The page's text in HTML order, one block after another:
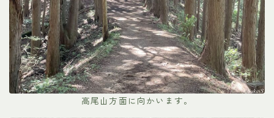
高尾山方面に向かいます。